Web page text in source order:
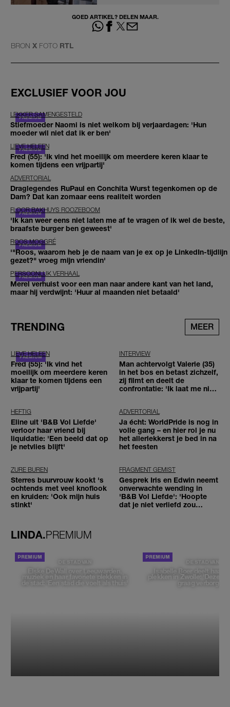
GOED ARTIKEL? DELEN MAAR.
BRON X FOTO RTL
EXCLUSIEF VOOR JOU
LEKKER SAMENGESTELD
Stiefmoeder Naomi is niet welkom bij verjaardagen: 'Hun
moeder wil niet dat ik er ben'
LIEVE HELEEN
Fred (55): 'Ik vind het moeilijk om meerdere keren klaar te
komen tijdens een vrijpartij'
ADVERTORIAL
Draglegendes RuPaul en Conchita Wurst tegenkomen op de
Dam? Dat kan zomaar eens realiteit worden
FLOOR BAKHUYS ROOZEBOOM
'Ik kan weer eens niet laten me af te vragen of ik wel de beste,
braafste burger ben geweest'
ROOS MOGGRÉ
'"Roos, waarom heb je de naam van je ex op je LinkedIn-tijdlijn
gezet?" vroeg mijn vriendin'
PERSOONLIJK VERHAAL
Merel verhuist voor een man naar andere kant van het land,
maar hij verdwijnt: 'Huur al maanden niet betaald'
TRENDING MEER
LIEVE HELEEN
Fred (55): 'Ik vind het
moeilijk om meerdere keren
klaar te komen tijdens een
vrijpartij'
INTERVIEW
Man achtervolgt Valerie (35)
in het bos en betast zichzelf,
zij filmt en deelt de
confrontatie: 'Ik laat me niet
HEFTIG
Eline uit 'B&B Vol Liefde'
verloor haar vriend bij
liquidatie: 'Een beeld dat op
je netvlies blijft'
ADVERTORIAL
Ja écht: WorldPride is nog in
volle gang – en hier rol je nu
het allerlekkerst je bed in na
het feesten
ZURE BUREN
Sterres buurvrouw kookt 's
ochtends met veel knoflook
en kruiden: 'Ook mijn huis
stinkt'
FRAGMENT GEMIST
Gesprek Iris en Edwin neemt
onverwachte wending in
'B&B Vol Liefde': 'Hoopte
dat je niet verliefd zou
LINDA.PREMIUM
DE STAD VAN
Elske DeWall over Leeuwarden,
muziek en haar favoriete plekken in
de stad: 'Een stad die voelt als thuis'
DE STAD VAN
Isabelle Boer deelt haar
plekken in Zwolle: 'Deze
graag verborgen'